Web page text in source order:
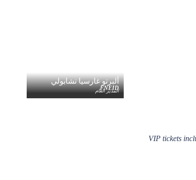
ألبرتو غارسيا تشابولي
FNEID
المدير العام